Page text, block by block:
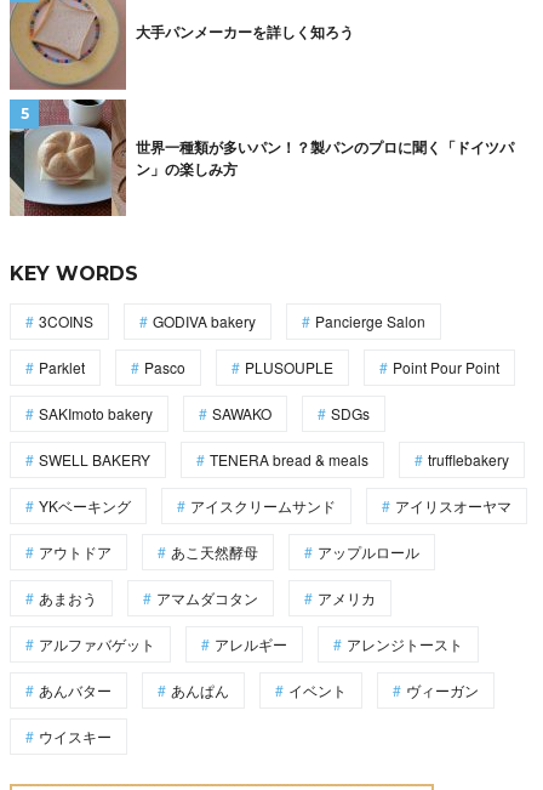
大手パンメーカーを詳しく知ろう
世界一種類が多いパン！？製パンのプロに聞く「ドイツパ
ン」の楽しみ方
KEY WORDS
3COINS GODIVA bakery Pancierge Salon
Parklet Pasco PLUSOUPLE Point Pour Point
SAKImoto bakery SAWAKO SDGs
SWELL BAKERY TENERA bread & meals trufflebakery
YKベーキング アイスクリームサンド アイリスオーヤマ
アウトドア あこ天然酵母 アップルロール
あまおう アマムダコタン アメリカ
アルファバゲット アレルギー アレンジトースト
あんバター あんぱん イベント ヴィーガン
ウイスキー